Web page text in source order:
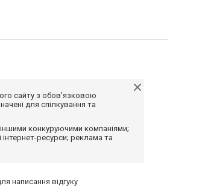
сайту з обов'язковою
для спілкування та
конкуруючими компаніями;
інтернет-ресурси; реклама та
написання відгуку